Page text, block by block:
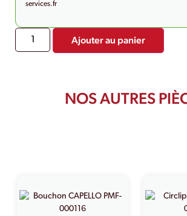
services.fr
Ajouter au panier
NOS AUTRES